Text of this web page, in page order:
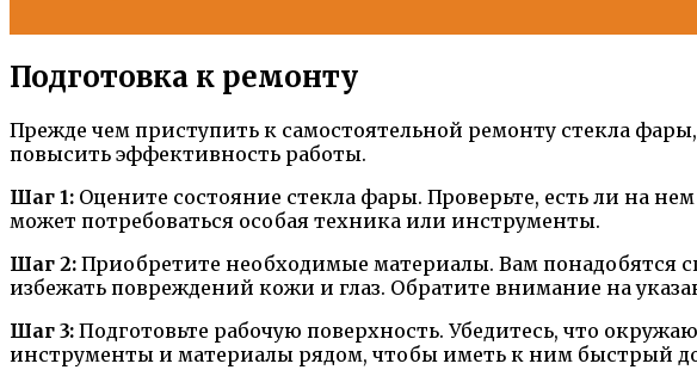
Подготовка к ремонту
Прежде чем приступить к самостоятельной ремонту стекла
повысить эффективность работы.
Шаг 1: Оцените состояние стекла фары. Проверьте, есть ли на
может потребоваться особая техника или инструменты.
Шаг 2: Приобретите необходимые материалы. Вам понадобятся
избежать повреждений кожи и глаз. Обратите внимание на
Шаг 3: Подготовьте рабочую поверхность. Убедитесь, что
инструменты и материалы рядом, чтобы иметь к ним быстрый